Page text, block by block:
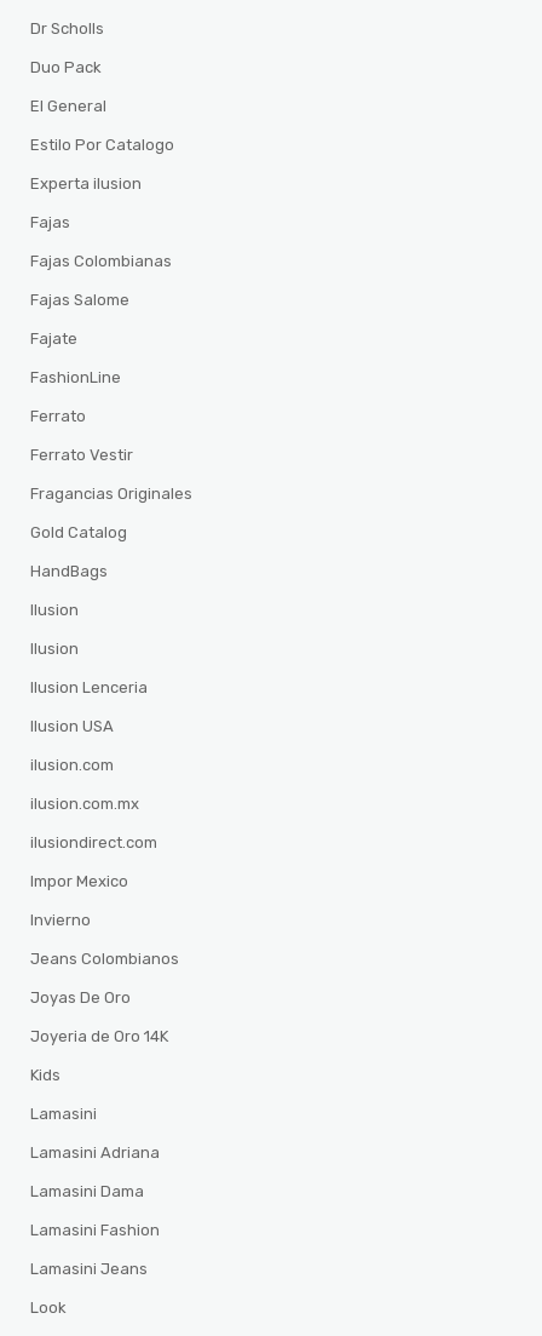
Dr Scholls
Duo Pack
El General
Estilo Por Catalogo
Experta ilusion
Fajas
Fajas Colombianas
Fajas Salome
Fajate
FashionLine
Ferrato
Ferrato Vestir
Fragancias Originales
Gold Catalog
HandBags
Ilusion
Ilusion
Ilusion Lenceria
Ilusion USA
ilusion.com
ilusion.com.mx
ilusiondirect.com
Impor Mexico
Invierno
Jeans Colombianos
Joyas De Oro
Joyeria de Oro 14K
Kids
Lamasini
Lamasini Adriana
Lamasini Dama
Lamasini Fashion
Lamasini Jeans
Look